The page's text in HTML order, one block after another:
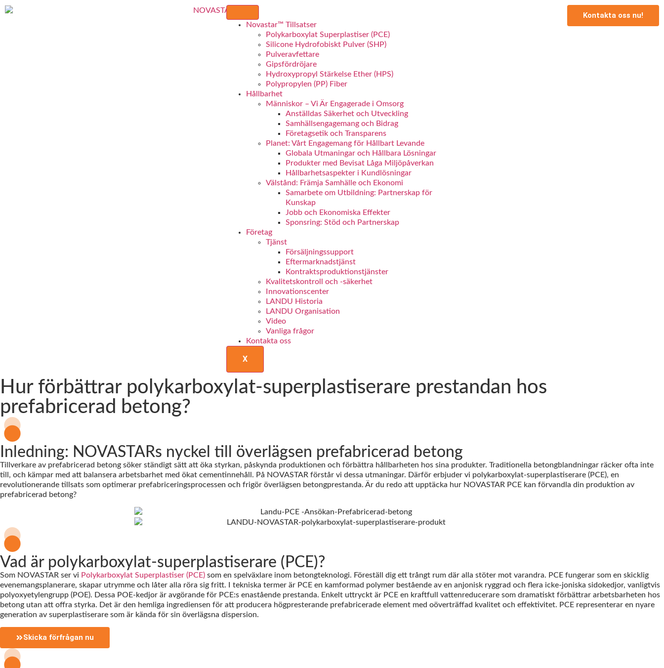
Novastar™ Tillsatser
Polykarboxylat Superplastiser (PCE)
Silicone Hydrofobiskt Pulver (SHP)
Pulveravfettare
Gipsfördröjare
Hydroxypropyl Stärkelse Ether (HPS)
Polypropylen (PP) Fiber
Hållbarhet
Människor – Vi Är Engagerade i Omsorg
Anställdas Säkerhet och Utveckling
Samhällsengagemang och Bidrag
Företagsetik och Transparens
Planet: Vårt Engagemang för Hållbart Levande
Globala Utmaningar och Hållbara Lösningar
Produkter med Bevisat Låga Miljöpåverkan
Hållbarhetsaspekter i Kundlösningar
Välstånd: Främja Samhälle och Ekonomi
Samarbete om Utbildning: Partnerskap för
Kunskap
Jobb och Ekonomiska Effekter
Sponsring: Stöd och Partnerskap
Företag
Tjänst
Försäljningssupport
Eftermarknadstjänst
Kontraktsproduktionstjänster
Kvalitetskontroll och -säkerhet
Innovationscenter
LANDU Historia
LANDU Organisation
Video
Vanliga frågor
Kontakta oss
X
Kontakta oss nu!
Hur förbättrar polykarboxylat-superplastiserare prestandan hos
prefabricerad betong?
Inledning: NOVASTARs nyckel till överlägsen prefabricerad betong
Tillverkare av prefabricerad betong söker ständigt sätt att öka styrkan, påskynda produktionen och förbättra hållbarheten hos sina produkter. Traditionella betongblandningar räcker ofta inte
till, och kämpar med att balansera arbetsbarhet med ökat cementinnehåll. På NOVASTAR förstår vi dessa utmaningar. Därför erbjuder vi polykarboxylat-superplastiserare (PCE), en
revolutionerande tillsats som optimerar prefabriceringsprocessen och frigör överlägsen betongprestanda. Är du redo att upptäcka hur NOVASTAR PCE kan förvandla din produktion av
prefabricerad betong?
Vad är polykarboxylat-superplastiserare (PCE)?
Som NOVASTAR ser vi Polykarboxylat Superplastiser (PCE) som en spelväxlare inom betongteknologi. Föreställ dig ett trångt rum där alla stöter mot varandra. PCE fungerar som en skicklig
evenemangsplanerare, skapar utrymme och låter alla röra sig fritt. I tekniska termer är PCE en kamformad polymer bestående av en anjonisk ryggrad och flera icke-joniska sidokedjor, vanligtvis
polyoxyetylengrupp (POE). Dessa POE-kedjor är avgörande för PCE:s enastående prestanda. Enkelt uttryckt är PCE en kraftfull vattenreducerare som dramatiskt förbättrar arbetsbarheten hos
betong utan att offra styrka. Det är den hemliga ingrediensen för att producera högpresterande prefabricerade element med oöverträffad kvalitet och effektivitet. PCE representerar en nyare
generation av superplastiserare som är kända för sin överlägsna dispersion.
Skicka förfrågan nu